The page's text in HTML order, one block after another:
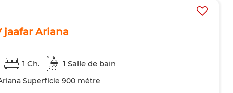
jaafar Ariana
1 Ch. 1 Salle de bain
Superficie 900 mètre